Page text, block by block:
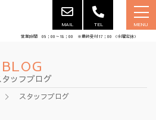
MAIL TEL MENU
営業時間 09：00～18：00 ※最終受付17：00 （水曜定休）
BLOG
タッフブログ
スタッフブログ